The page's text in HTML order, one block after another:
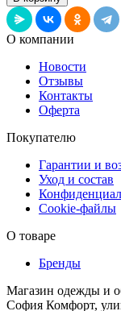
О компании
Новости
Отзывы
Контакты
Оферта
Покупателю
Гарантии и
Уход и состав
Cookie-файлы
О товаре
Бренды
Магазин одежды и
София Комфорт,